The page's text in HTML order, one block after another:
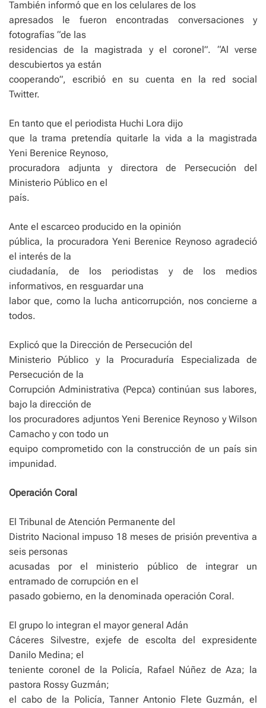
También informó que en los celulares de los
apresados le fueron encontradas conversaciones y
fotografías “de las
residencias de la magistrada y el coronel”. “Al verse
descubiertos ya están
cooperando”, escribió en su cuenta en la red social
Twitter.
En tanto que el periodista Huchi Lora dijo
que la trama pretendía quitarle la vida a la magistrada
Yeni Berenice Reynoso,
procuradora adjunta y directora de Persecución del
Ministerio Público en el
país.
Ante el escarceo producido en la opinión
pública, la procuradora Yeni Berenice Reynoso agradeció
el interés de la
ciudadanía, de los periodistas y de los medios
informativos, en resguardar una
labor que, como la lucha anticorrupción, nos concierne a
todos.
Explicó que la Dirección de Persecución del
Ministerio Público y la Procuraduría Especializada de
Persecución de la
Corrupción Administrativa (Pepca) continúan sus labores,
bajo la dirección de
los procuradores adjuntos Yeni Berenice Reynoso y Wilson
Camacho y con todo un
equipo comprometido con la construcción de un país sin
impunidad.
Operación Coral
El Tribunal de Atención Permanente del
Distrito Nacional impuso 18 meses de prisión preventiva a
seis personas
acusadas por el ministerio público de integrar un
entramado de corrupción en el
pasado gobierno, en la denominada operación Coral.
El grupo lo integran el mayor general Adán
Cáceres Silvestre, exjefe de escolta del expresidente
Danilo Medina; el
teniente coronel de la Policía, Rafael Núñez de Aza; la
pastora Rossy Guzmán;
el cabo de la Policía, Tanner Antonio Flete Guzmán, el